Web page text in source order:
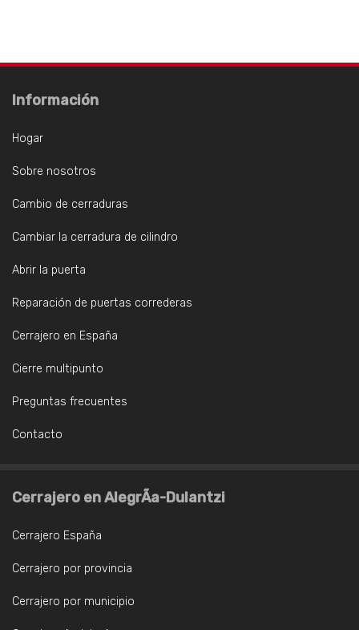
Información
Hogar
Sobre nosotros
Cambio de cerraduras
Cambiar la cerradura de cilindro
Abrir la puerta
Reparación de puertas correderas
Cerrajero en España
Cierre multipunto
Preguntas frecuentes
Contacto
Cerrajero en AlegrÃ­a-Dulantzi
Cerrajero España
Cerrajero por provincia
Cerrajero por municipio